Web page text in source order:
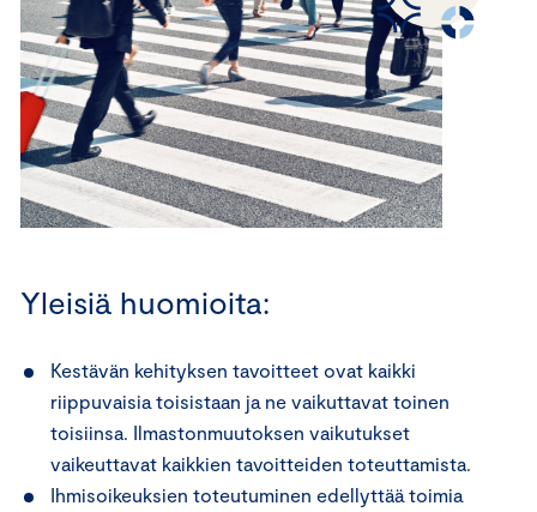
Yleisiä huomioita:
Kestävän kehityksen tavoitteet ovat kaikki
riippuvaisia toisistaan ja ne vaikuttavat toinen
toisiinsa. Ilmastonmuutoksen vaikutukset
vaikeuttavat kaikkien tavoitteiden toteuttamista.
Ihmisoikeuksien toteutuminen edellyttää toimia